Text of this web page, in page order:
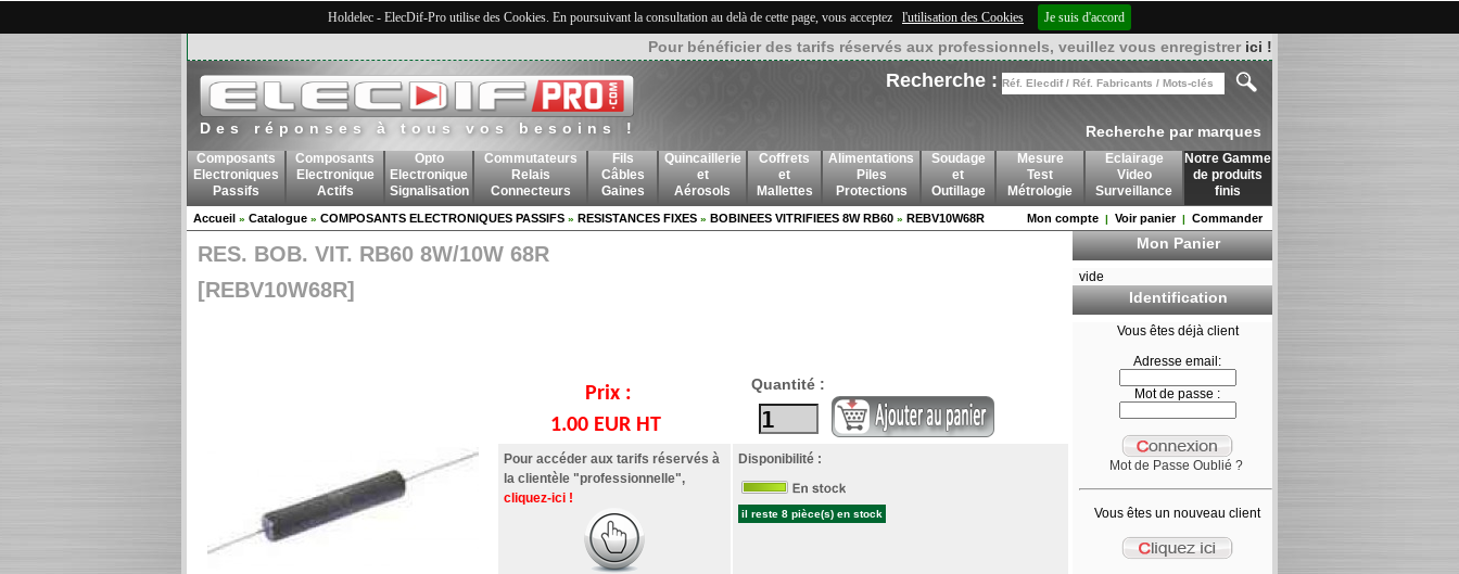
Holdelec - ElecDif-Pro utilise des Cookies. En poursuivant la consultation au delà de cette page, vous acceptez l'utilisation des Cookies Je suis d'accord
Pour bénéficier des tarifs réservés aux professionnels, veuillez vous enregistrer ici !
Des réponses à tous vos besoins !
Recherche :
Recherche par marques
Composants
Electroniques
Passifs
Composants
Electronique
Actifs
Opto
Electronique
Signalisation
Commutateurs
Relais
Connecteurs
Fils
Câbles
Gaines
Quincaillerie
et
Aérosols
Coffrets
et
Mallettes
Alimentations
Piles
Protections
Soudage
et
Outillage
Mesure
Test
Métrologie
Eclairage
Video
Surveillance
Notre Gamme
de produits
finis
Accueil » Catalogue » COMPOSANTS ELECTRONIQUES PASSIFS » RESISTANCES FIXES » BOBINEES VITRIFIEES 8W RB60 » REBV10W68R Mon compte | Voir panier| Commander
RES. BOB. VIT. RB60 8W/10W 68R
[REBV10W68R]
Prix :
1.00 EUR HT
Quantité :
Pour accéder aux tarifs réservés à
la clientèle "professionnelle",
cliquez-ici !
Disponibilité :
il reste 8 pièce(s) en stock
Mon Panier
vide
Identification
Vous êtes déjà client
Adresse email:
Mot de passe :
Mot de Passe Oublié ?
Vous êtes un nouveau client